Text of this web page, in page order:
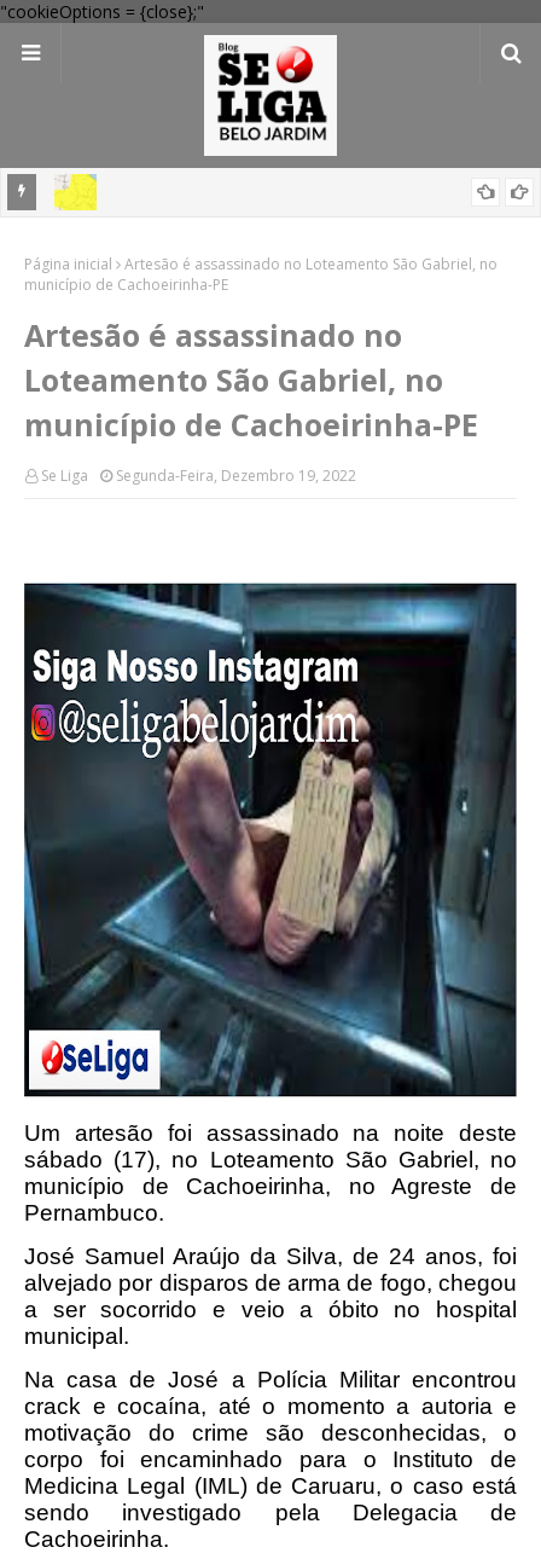
"cookieOptions = {close};"
'Perigo potencial': 58 municípios do interior de PE recebem novo
Jardim com investimento de R$ 236 milhões
Página inicial
Artesão é assassinado no Loteamento São Gabriel, no
município de Cachoeirinha-PE
Artesão é assassinado no
Loteamento São Gabriel, no
município de Cachoeirinha-PE
Se Liga Segunda-Feira, Dezembro 19, 2022
Um artesão foi assassinado na noite deste
sábado (17), no Loteamento São Gabriel, no
município de Cachoeirinha, no Agreste de
Pernambuco.
José Samuel Araújo da Silva, de 24 anos, foi
alvejado por disparos de arma de fogo, chegou
a ser socorrido e veio a óbito no hospital
municipal.
Na casa de José a Polícia Militar encontrou
crack e cocaína, até o momento a autoria e
motivação do crime são desconhecidas, o
corpo foi encaminhado para o Instituto de
Medicina Legal (IML) de Caruaru, o caso está
sendo investigado pela Delegacia de
Cachoeirinha.